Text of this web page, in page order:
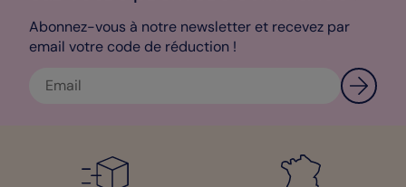
est joué ! Vous voulez tester votre création avant de l’envoyer à
tous vos invités ? C’est possible ! Commandez un échantillon
personnalisé pour vous rendre compte de la finition. Vous
pourrez ensuite ajuster ce que vous souhaitez pour obtenir un
satisfaction est votre priorité, nous vous offrons cet échantillon
personnalisé ! Alors n’attendez plus pour personnaliser vos
Abonnez-vous à notre newsletter et recevez par
email votre code de réduction !